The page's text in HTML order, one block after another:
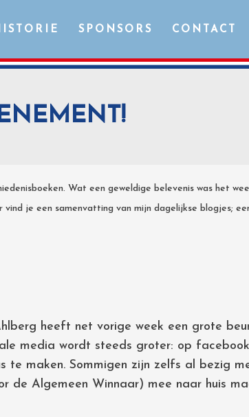
SPONSORS CONTACT
Wat een geweldige belevenis was het
je een samenvatting van mijn dagelijkse blogjes;
heeft net vorige week een grote
media wordt steeds groter: op
te maken. Sommigen zijn zelfs al bezig
de Algemeen Winnaar) mee naar huis